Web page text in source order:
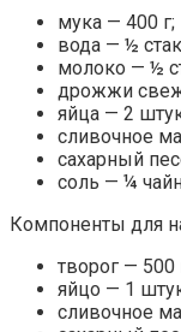
мука — 400 г;
вода — ½
молоко — ½
дрожжи
яйца — 2
сливочное
сахарный
соль — ¼
Компоненты для
творог — 500
яйцо — 1
сливочное